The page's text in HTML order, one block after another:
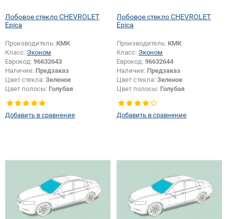
Лобовое стекло CHEVROLET
Epica
Производитель: КМК
Класс: Эконом
Еврокод: 96632643
Наличие: Предзаказ
Цвет стекла: Зеленое
Цвет полосы: Голубая
Тип кузова: Седан
Добавить в сравнение
Лобовое стекло CHEVROLET
Epica
Производитель: КМК
Класс: Эконом
Еврокод:96632644
Наличие: Предзаказ
Цвет стекла:Зеленое
Цвет полосы: Голубая
Тип кузова:Седан
Добавить в сравнение